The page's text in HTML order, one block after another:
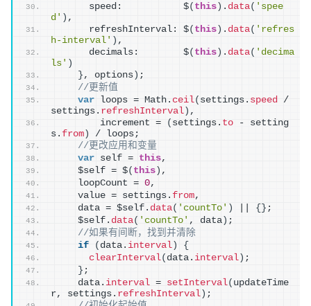
      speed:           $
( this) . data( 'spee
d' ) ,
      refreshInterval: $
( this) . data( 'refres
h-interval' ) ,
      decimals:        $
( this) . data( 'decima
ls' )
} , options) ;
//更新值
var loops = Math. ceil( settings. speed
/
settings. refreshInterval) ,
        increment =
( settings. to - setting
s. from)
/ loops;
//更改应用和变量
var self = this,
    $self = $
( this) ,
    loopCount =
0,
    value = settings.
from,
    data = $self.
data( 'countTo' ) {} ;
    $self.
data( 'countTo' , data) ;
//如果有间断，找到并清除
if
( data. interval)
{
clearInterval( data. interval) ;
} ;
    data.
interval = setInterval( updateTime
r, settings. refreshInterval) ;